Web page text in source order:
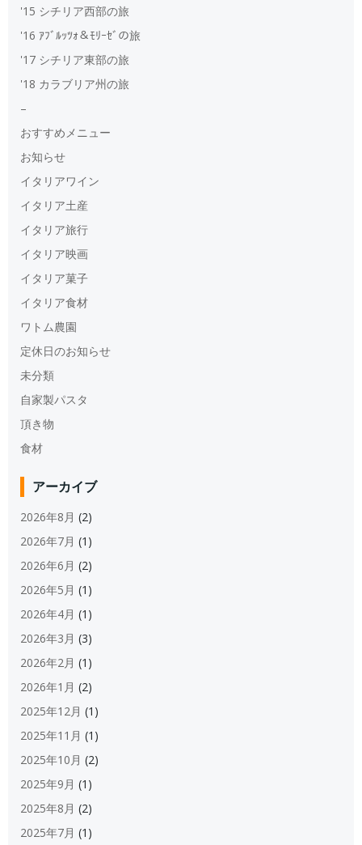
'15 シチリア西部の旅
'16 ｱﾌﾞﾙｯﾂｫ＆ﾓﾘｰｾﾞの旅
'17 シチリア東部の旅
'18 カラブリア州の旅
–
おすすめメニュー
お知らせ
イタリアワイン
イタリア土産
イタリア旅行
イタリア映画
イタリア菓子
イタリア食材
ワトム農園
定休日のお知らせ
未分類
自家製パスタ
頂き物
食材
アーカイブ
2026年8月 (2)
2026年7月 (1)
2026年6月 (2)
2026年5月 (1)
2026年4月 (1)
2026年3月 (3)
2026年2月 (1)
2026年1月 (2)
2025年12月 (1)
2025年11月 (1)
2025年10月 (2)
2025年9月 (1)
2025年8月 (2)
2025年7月 (1)